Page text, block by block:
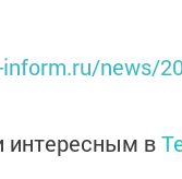
news/
в